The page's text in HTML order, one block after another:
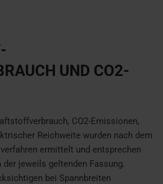
UND CO2-
CO2-Emissionen,
Reichweite wurden nach dem
ermittelt und entsprechen
der jeweils geltenden Fassung.
bei Spannbreiten